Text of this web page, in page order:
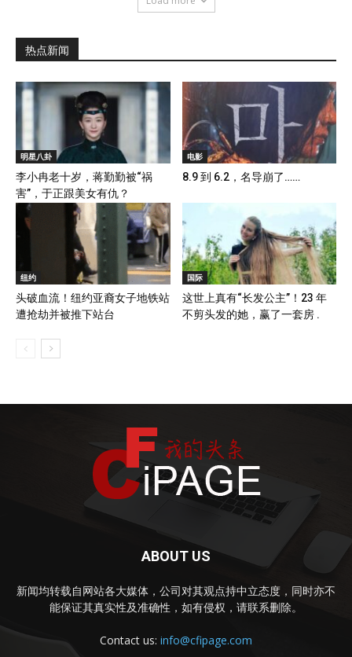
热点新闻
明星八卦
李小冉老十岁，蒋勤勤被“祸
害”，于正跟美女有仇？
电影
8.9 到 6.2，名导崩了……
纽约
头破血流！纽约亚裔女子地铁站
遭抢劫并被推下站台
国际
这世上真有“长发公主”！23 年
不剪头发的她，赢了一套房 .
ABOUT US
新闻均转载自网站各大媒体，公司对其观点持中立态度，同时亦不
能保证其真实性及准确性，如有侵权，请联系删除。
Contact us: info@cfipage.com